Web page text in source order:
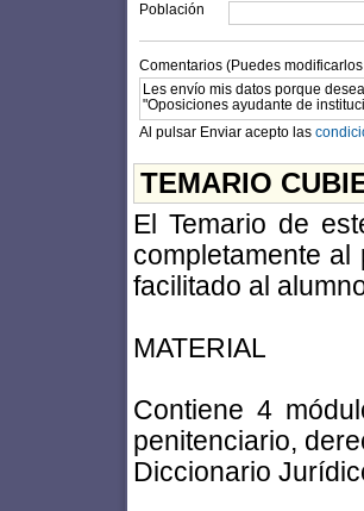
Población
Comentarios (Puedes
Al pulsar Enviar acepto las
TEMARIO
El Temario de
completamente
facilitado al
MATERIAL
Contiene 4
penitenciario,
Diccionario